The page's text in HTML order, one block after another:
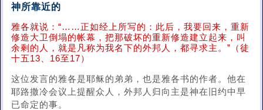
神所靠近的
雅各就说：“……正如经上所写的：此后，我要回来，重新
修造大卫倒塌的帐幕，把那破坏的重新修造建立起来，叫
余剩的人，就是凡称为我名下的外邦人，都寻求主。”（徒
十五13、16至17）
这位发言的雅各是耶稣的弟弟，也是雅各书的作者。他在
耶路撒冷会议上提醒众人，外邦人归向主是神在旧约中早
已命定的事。